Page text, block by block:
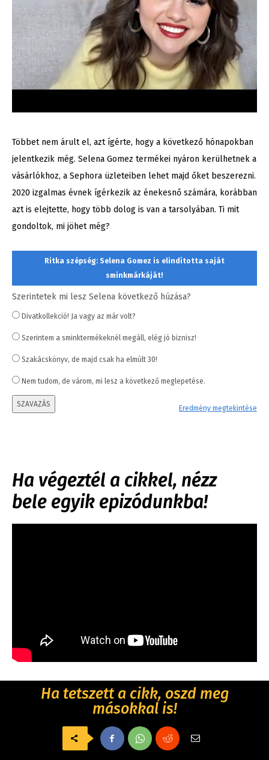
Többet nem árult el, azt ígérte, hogy a következő hónapokban
jelentkezik még. Selena Gomez termékei nyáron kerülhetnek a
vásárlókhoz, a Sephora üzleteiben lehet majd őket beszerezni.
2020 izgalmas évnek ígérkezik az énekesnő számára, korábban
azt is elejtette, hogy több dolog is van a tarsolyában. Ti mit
gondoltok, mi jöhet még?
Ritka szépség: Selena Gomez is elindította saját
sminkmárkáját!
Szerintetek mi lesz Selena következő húzása?
Divatkollekció! Ja vagy az már volt?
Szerintem a sminktermékeknél megáll, elég jó biznisz!
Szakácskönyv, de majd csak ha elmúlt 30!
Nem tudom, de várom, mi lesz a következő meglepetése.
SZAVAZÁS Eredmény megtekintése
Ha végeztél a cikkel, nézz
bele egyik epizódunkba!
Ha tetszett a cikk, oszd meg
másokkal is!